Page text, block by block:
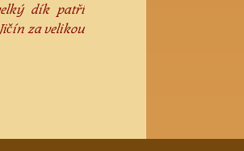
dík patří
za velikou